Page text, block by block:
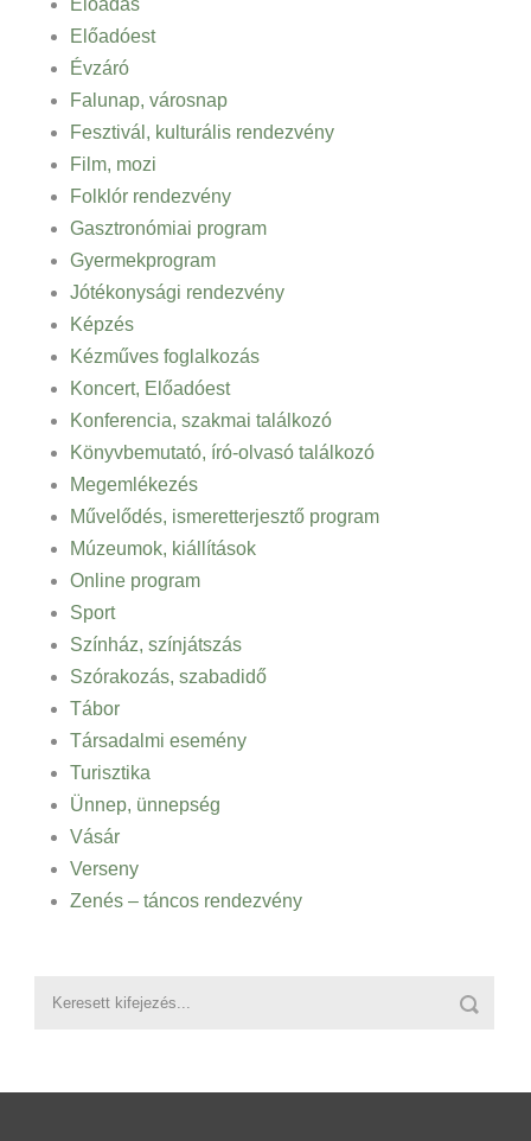
Előadóest
Évzáró
Falunap, városnap
Fesztivál, kulturális rendezvény
Film, mozi
Folklór rendezvény
Gasztronómiai program
Gyermekprogram
Jótékonysági rendezvény
Képzés
Kézműves foglalkozás
Koncert, Előadóest
Konferencia, szakmai találkozó
Könyvbemutató, író-olvasó találkozó
Megemlékezés
Művelődés, ismeretterjesztő program
Múzeumok, kiállítások
Online program
Sport
Színház, színjátszás
Szórakozás, szabadidő
Tábor
Társadalmi esemény
Turisztika
Ünnep, ünnepség
Vásár
Verseny
Zenés – táncos rendezvény